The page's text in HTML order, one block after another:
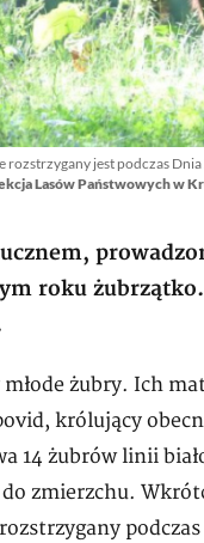
jest podczas
Lasów Państwowych w
roku
żubry. Ich
królujący
14 żubrów linii
zmierzchu.